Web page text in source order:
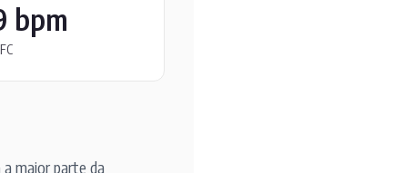
bpm
maior parte da